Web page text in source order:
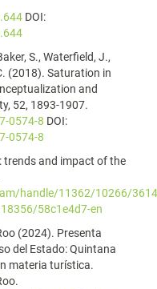
DOI:
S., Waterfield, J.,
(2018). Saturation in
and
52, 1893-1907.
0574-8 DOI:
0574-8
trends and impact of the
handle/11362/10266/
58c1e4d7-en
(2024). Presenta
del Estado: Quintana
materia turística.